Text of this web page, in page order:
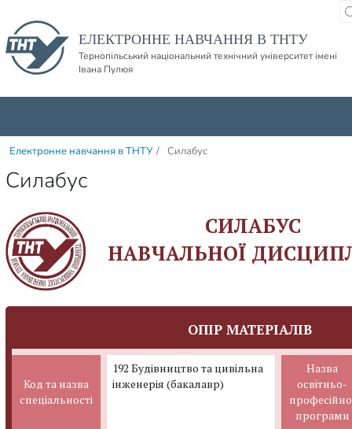
ЕЛЕКТРОННЕ НАВЧАННЯ В ТНТУ
Тернопільський національний технічний університет імені
Івана Пулюя
Електронне навчання в ТНТУ / Силабус
Силабус
СИЛАБУС
НАВЧАЛЬНОЇ
ОПІР МАТЕРІАЛІВ
Код та назва
спеціальності
Назва
освітньо-
програми
192 Будівництво та цивільна
інженерія (бакалавр)